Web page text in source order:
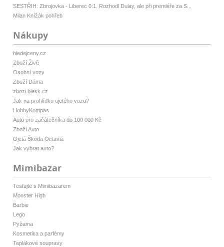
SESTŘIH: Zbrojovka - Liberec 0:1. Rozhodl Dulay, ale při premiéře za S...
Milan Knížák pohřeb
Nákupy
hledejceny.cz
Zboží Živě
Osobní vozy
Zboží Dáma
zbozi.blesk.cz
Jak na prohlídku ojetého vozu?
HobbyKompas
Auto pro začátečníka do 100 000 Kč
Zboží Auto
Ojetá Škoda Octavia
Jak vybrat auto?
Mimibazar
Testujte s Mimibazarem
Monster High
Barbie
Lego
Pyžama
Kosmetika a parfémy
Teplákové soupravy